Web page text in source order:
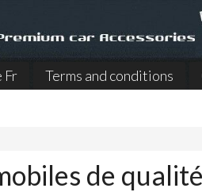
Fr Terms and conditions
de